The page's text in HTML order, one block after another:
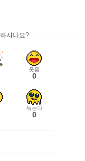
시나요?
웃음
0
녹는다
0